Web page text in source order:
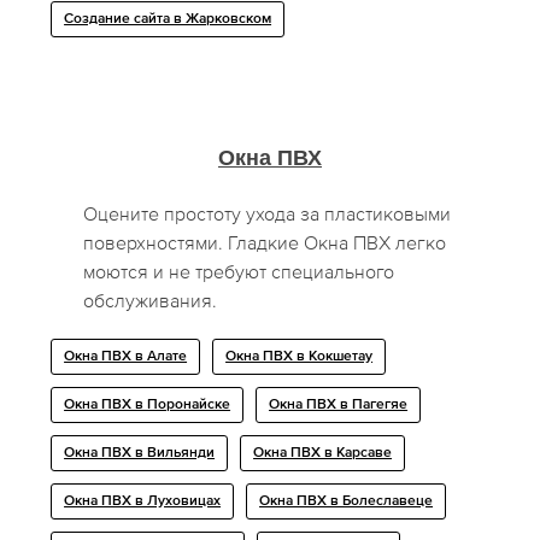
Создание сайта в Жарковском
Окна ПВХ
Оцените простоту ухода за пластиковыми
поверхностями. Гладкие Окна ПВХ легко
моются и не требуют специального
обслуживания.
Окна ПВХ в Алате Окна ПВХ в Кокшетау
Окна ПВХ в Поронайске Окна ПВХ в Пагегяе
Окна ПВХ в Вильянди Окна ПВХ в Карсаве
Окна ПВХ в Луховицах Окна ПВХ в Болеславеце